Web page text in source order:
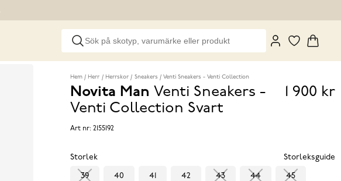
Hem Herr Herrskor Sneakers Venti Sneakers - Venti Collection
Novita Man Venti Sneakers -
Venti Collection Svart
Pris
1 900 kr
Art nr: 2155192
Storlek Storleksguide
39 40 41 42 43 44 45